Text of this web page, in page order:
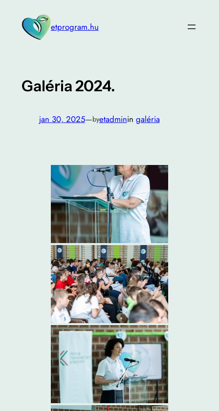
tartalomhoz
etprogram.hu
Galéria 2024.
jan 30, 2025—byetadminin galéria